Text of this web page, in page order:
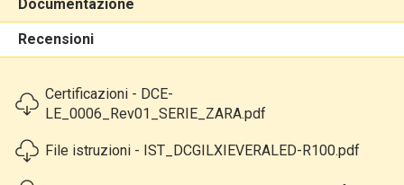
Documentazione
Recensioni
Certificazioni - DCE-
LE_0006_Rev01_SERIE_ZARA.pdf
File istruzioni - IST_DCGILXIEVERALED-R100.pdf